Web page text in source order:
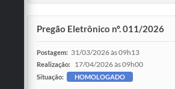
Pregão Eletrônico nº. 011/2026
Postagem: 31/03/2026 às 09h13
Realização: 17/04/2026 às 09h00
Situação: HOMOLOGADO